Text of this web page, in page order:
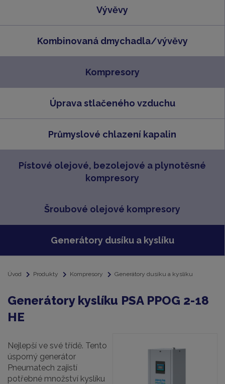
Vývěvy
Kombinovaná dmychadla/vývěvy
Kompresory
Úprava stlačeného vzduchu
Průmyslové chlazení kapalin
Pístové olejové, bezolejové a plynotěsné
kompresory
Šroubové olejové kompresory
Generátory dusíku a kyslíku
Úvod Produkty Kompresory Generátory dusíku a kyslíku
Generátory kyslíku PSA PPOG 2-18
HE
Nejlepší ve své třídě. Tento
úsporný generátor
Pneumatech zajistí
potřebné množství kyslíku